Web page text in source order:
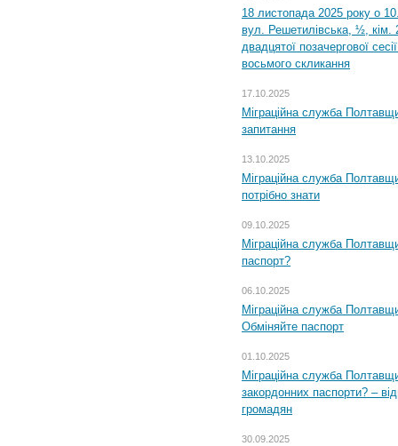
18 листопада 2025 року о
вул. Решетилівська, ½, кім.
двадцятої позачергової
восьмого скликання
17.10.2025
Міграційна служба
запитання
13.10.2025
Міграційна служба
потрібно знати
09.10.2025
Міграційна служба
паспорт?
06.10.2025
Міграційна служба
Обміняйте паспорт
01.10.2025
Міграційна служба
закордонних паспорти? –
громадян
30.09.2025